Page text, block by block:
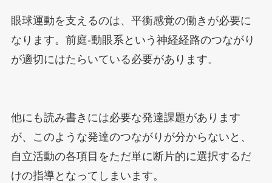
眼球運動を支えるのは、平衡感覚の働きが必要に
なります。前庭-動眼系という神経経路のつながり
が適切にはたらいている必要があります。
他にも読み書きには必要な発達課題があります
が、このような発達のつながりが分からないと、
自立活動の各項目をただ単に断片的に選択するだ
けの指導となってしまいます。